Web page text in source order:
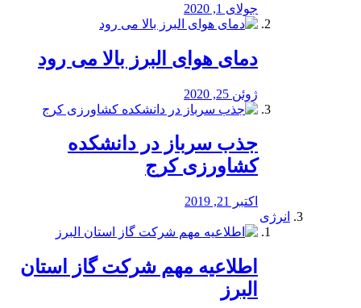
جولای 1, 2020
دمای هوای البرز بالا می رود
ژوئن 25, 2020
جذب سرباز در دانشکده
کشاورزی کرج
اکتبر 21, 2019
انرژی
️اطلاعیه مهم شرکت گاز استان
البرز